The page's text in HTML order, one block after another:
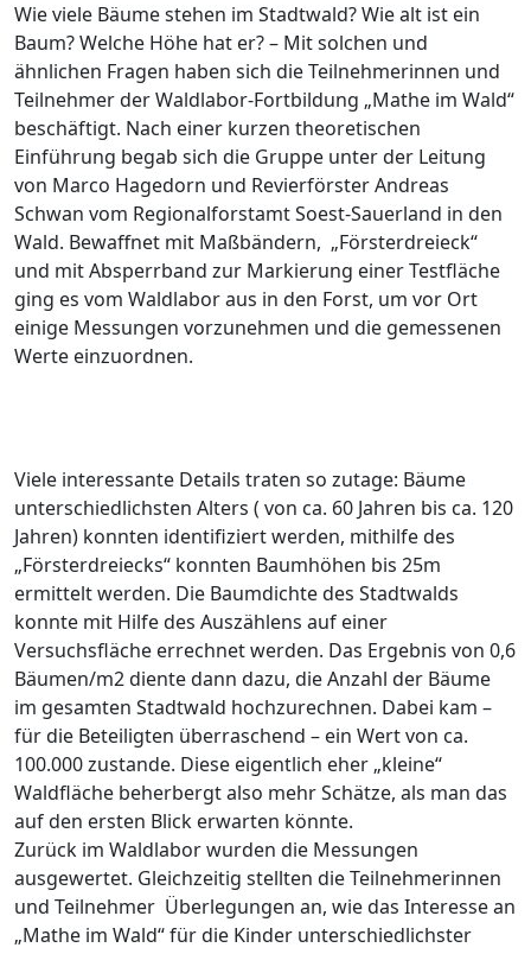
Wie viele Bäume stehen im Stadtwald? Wie alt ist ein
Baum? Welche Höhe hat er? – Mit solchen und
ähnlichen Fragen haben sich die Teilnehmerinnen und
Teilnehmer der Waldlabor-Fortbildung „Mathe im Wald“
beschäftigt. Nach einer kurzen theoretischen
Einführung begab sich die Gruppe unter der Leitung
von Marco Hagedorn und Revierförster Andreas
Schwan vom Regionalforstamt Soest-Sauerland in den
Wald. Bewaffnet mit Maßbändern, „Försterdreieck“
und mit Absperrband zur Markierung einer Testfläche
ging es vom Waldlabor aus in den Forst, um vor Ort
einige Messungen vorzunehmen und die gemessenen
Werte einzuordnen.
Viele interessante Details traten so zutage: Bäume
unterschiedlichsten Alters ( von ca. 60 Jahren bis ca. 120
Jahren) konnten identifiziert werden, mithilfe des
„Försterdreiecks“ konnten Baumhöhen bis 25m
ermittelt werden. Die Baumdichte des Stadtwalds
konnte mit Hilfe des Auszählens auf einer
Versuchsfläche errechnet werden. Das Ergebnis von 0,6
Bäumen/m2 diente dann dazu, die Anzahl der Bäume
im gesamten Stadtwald hochzurechnen. Dabei kam –
für die Beteiligten überraschend – ein Wert von ca.
100.000 zustande. Diese eigentlich eher „kleine“
Waldfläche beherbergt also mehr Schätze, als man das
auf den ersten Blick erwarten könnte.
Zurück im Waldlabor wurden die Messungen
ausgewertet. Gleichzeitig stellten die Teilnehmerinnen
und Teilnehmer Überlegungen an, wie das Interesse an
„Mathe im Wald“ für die Kinder unterschiedlichster